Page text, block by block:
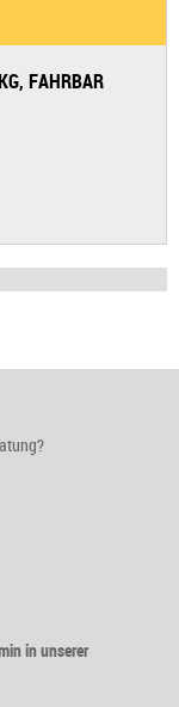
FAHRBAR
in unserer